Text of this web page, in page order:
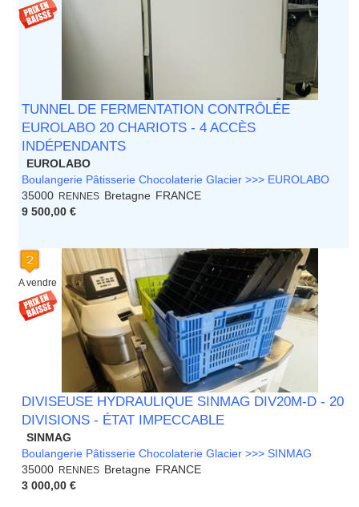
Pays de la Loire
Picardie
Principauté de Monaco
Provence Alpes Cote d'Azur -
Rhone Alpes
TUNNEL DE FERMENTATION CONTRÔLÉE
EUROLABO 20 CHARIOTS - 4 ACCÈS
INDÉPENDANTS
EUROLABO
Boulangerie Pâtisserie Chocolaterie Glacier >>> EUROLABO
35000
RENNES Bretagne FRANCE
9 500,00 €
A vendre
DIVISEUSE HYDRAULIQUE SINMAG DIV20M-D - 20
DIVISIONS - ÉTAT IMPECCABLE
SINMAG
Boulangerie Pâtisserie Chocolaterie Glacier >>> SINMAG
35000
RENNES Bretagne FRANCE
3 000,00 €